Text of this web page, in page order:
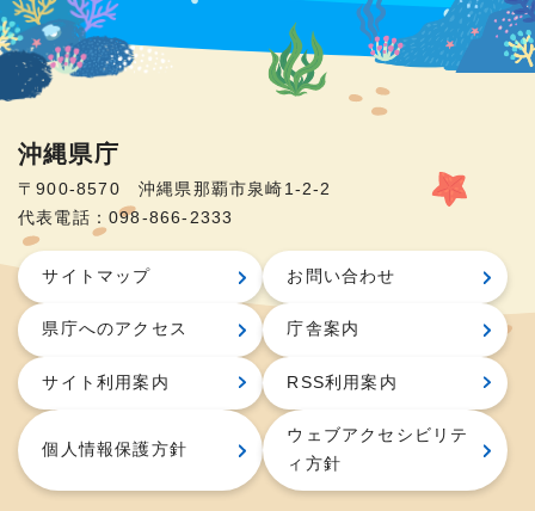
沖縄県庁
〒900-8570 沖縄県那覇市泉崎1-2-2
代表電話：098-866-2333
サイトマップ お問い合わせ
県庁へのアクセス 庁舎案内
サイト利用案内 RSS利用案内
個人情報保護方針
ウェブアクセシビリテ
ィ方針